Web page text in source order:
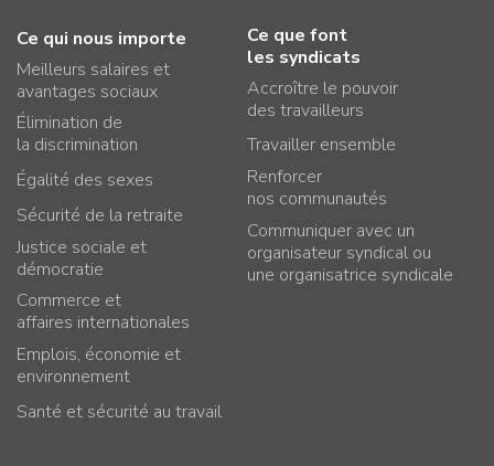
Ce qui nous importe
Meilleurs salaires et
avantages sociaux
Élimination de
la discrimination
Égalité des sexes
Sécurité de la retraite
Justice sociale et
démocratie
Commerce et
affaires internationales
Emplois, économie et
environnement
Santé et sécurité au travail
Ce que font
les syndicats
Accroître le pouvoir
des travailleurs
Travailler ensemble
Renforcer
nos communautés
Communiquer avec un
organisateur syndical ou
une organisatrice syndicale